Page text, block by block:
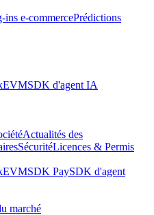
ins e-commercePrédictions
SDK d'agent IA
Actualités des
SécuritéLicences & Permis
SDK PaySDK d'agent
marché